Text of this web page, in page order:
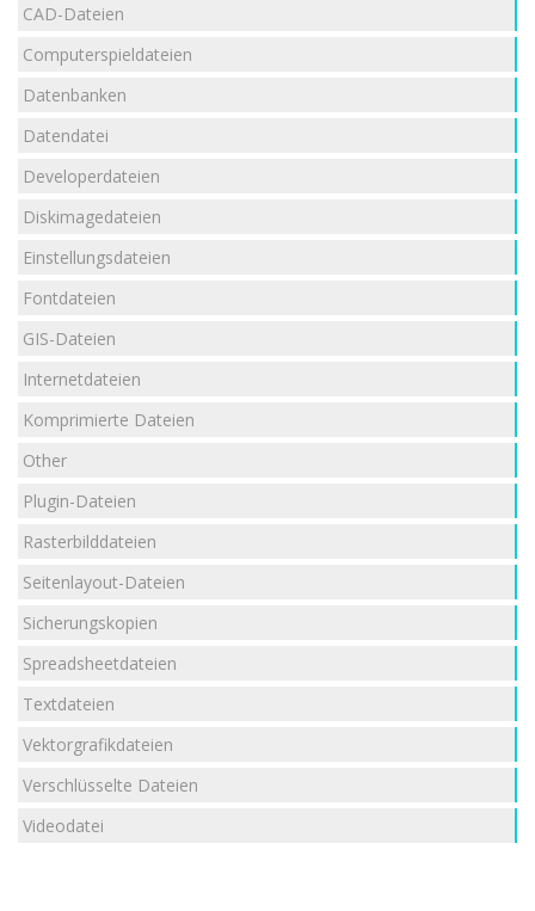
CAD-Dateien
Computerspieldateien
Datenbanken
Datendatei
Developerdateien
Diskimagedateien
Einstellungsdateien
Fontdateien
GIS-Dateien
Internetdateien
Komprimierte Dateien
Other
Plugin-Dateien
Rasterbilddateien
Seitenlayout-Dateien
Sicherungskopien
Spreadsheetdateien
Textdateien
Vektorgrafikdateien
Verschlüsselte Dateien
Videodatei